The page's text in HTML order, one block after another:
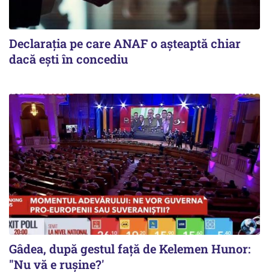
Declarația pe care ANAF o așteaptă chiar
dacă ești în concediu
Gâdea, după gestul față de Kelemen Hunor:
"Nu vă e rușine?'